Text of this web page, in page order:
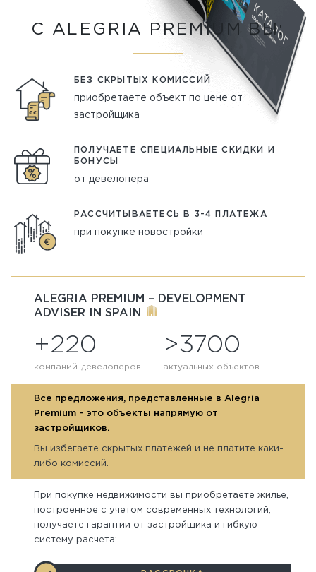
С ALEGRIA PREMIUM ВЫ:
БЕЗ СКРЫТЫХ КОМИССИЙ
приобретаете объект по цене от
застройщика
ПОЛУЧАЕТЕ СПЕЦИАЛЬНЫЕ СКИДКИ И
БОНУСЫ
от девелопера
РАССЧИТЫВАЕТЕСЬ В 3-4 ПЛАТЕЖА
при покупке новостройки
ALEGRIA PREMIUM – DEVELOPMENT
ADVISER IN SPAIN
+220
компаний-девелоперов
>3700
актуальных объектов
Все предложения, представленные в Alegria
Premium – это объекты напрямую от
застройщиков.
Вы избегаете скрытых платежей и не платите каки-
либо комиссий.
При покупке недвижимости вы приобретаете жилье,
построенное с учетом современных технологий,
получаете гарантии от застройщика и гибкую
систему расчета: